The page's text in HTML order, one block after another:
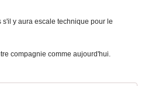
y aura escale technique pour le
compagnie comme aujourd'hui.